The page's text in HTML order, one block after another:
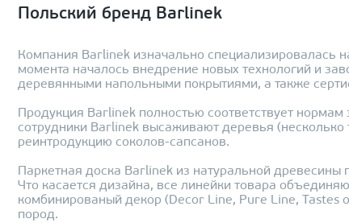
Польский бренд Barlinek
Компания Barlinek изначально специализировалась
момента началось внедрение новых технологий и
деревянными напольными покрытиями, а также
Продукция Barlinek полностью соответствует
сотрудники Barlinek высаживают деревья
реинтродукцию соколов-сапсанов.
Паркетная доска Barlinek из натуральной
Что касается дизайна, все линейки товара
комбинированый декор (Decor Line, Pure Line,
пород.